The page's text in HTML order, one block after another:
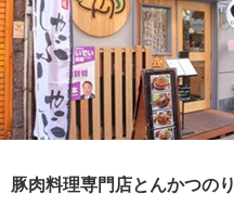
豚肉料理専門店とんかつのり